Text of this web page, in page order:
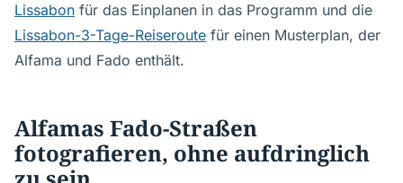
Lissabon für das Einplanen in das Programm und die
Lissabon-3-Tage-Reiseroute für einen Musterplan, der
Alfama und Fado enthält.
Alfamas Fado-Straßen
fotografieren, ohne aufdringlich